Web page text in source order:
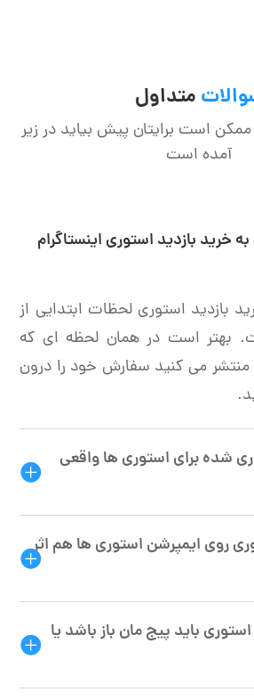
متداول
است برایتان پیش بیاید در زیر
آمده است
خرید بازدید استوری اینستاگرام
بازدید استوری لحظات ابتدایی از
بهتر است در همان لحظه ای که
می کنید سفارش خود را درون
شده برای استوری ها واقعی
روی ایمپرشن استوری ها هم اثر
استوری باید پیج مان باز باشد یا